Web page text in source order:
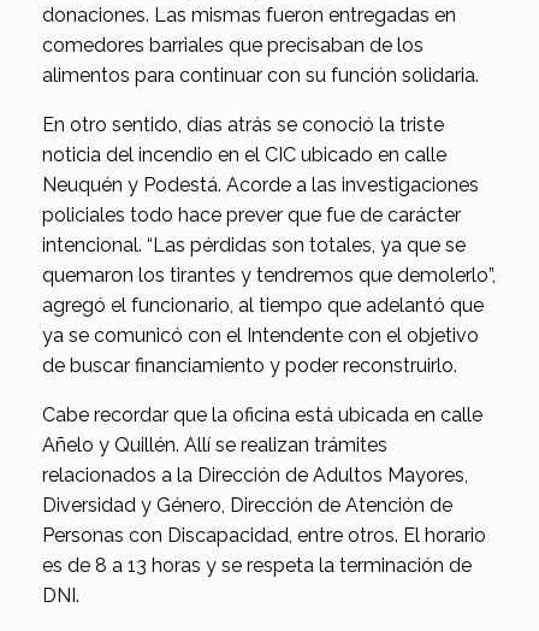
donaciones. Las mismas fueron entregadas en
comedores barriales que precisaban de los
alimentos para continuar con su función solidaria.
En otro sentido, días atrás se conoció la triste
noticia del incendio en el CIC ubicado en calle
Neuquén y Podestá. Acorde a las investigaciones
policiales todo hace prever que fue de carácter
intencional. “Las pérdidas son totales, ya que se
quemaron los tirantes y tendremos que demolerlo”,
agregó el funcionario, al tiempo que adelantó que
ya se comunicó con el Intendente con el objetivo
de buscar financiamiento y poder reconstruirlo.
Cabe recordar que la oficina está ubicada en calle
Añelo y Quillén. Allí se realizan trámites
relacionados a la Dirección de Adultos Mayores,
Diversidad y Género, Dirección de Atención de
Personas con Discapacidad, entre otros. El horario
es de 8 a 13 horas y se respeta la terminación de
DNI.